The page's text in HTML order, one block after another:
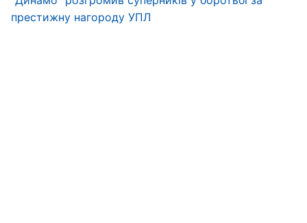
престижну нагороду УПЛ